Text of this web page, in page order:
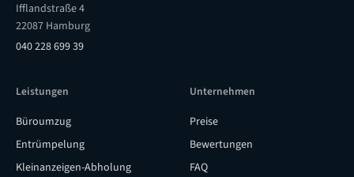
Ifflandstraße 4
22087 Hamburg
040 228 699 39
Leistungen
Büroumzug
Entrümpelung
Kleinanzeigen-Abholung
Unternehmen
Preise
Bewertungen
FAQ